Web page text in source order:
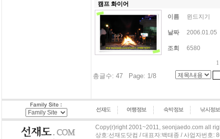
캠프 화이어
이름
윈드지기
날짜 2006.01.05
조회 6580
1
총글수: 47 Page: 1/8
Copy(r)right 2001~2011, seonjaedo.com all
상호:선재도닷컴 / 대표자:백태종 / 사업자번호: